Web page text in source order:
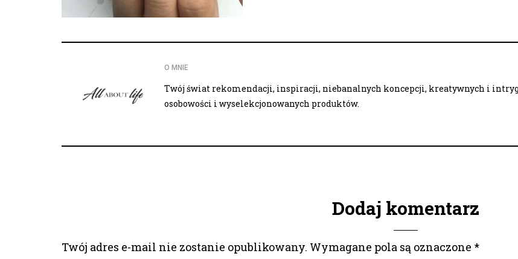
O MNIE
Twój świat rekomendacji, inspiracji, niebanalnych koncepcji, kreatywnych i
osobowości i wyselekcjonowanych produktów.
Dodaj komentarz
Twój adres e-mail nie zostanie opublikowany. Wymagane pola są oznaczone *